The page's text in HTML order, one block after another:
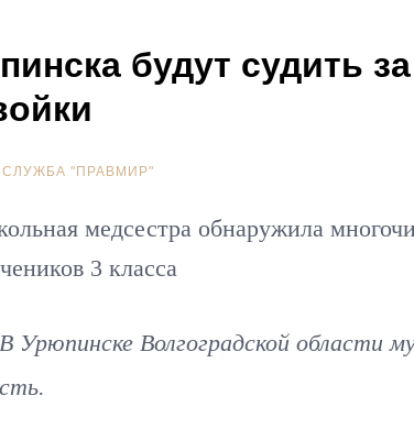
будут судить
"ПРАВМИР"
медсестра обнаружила
3 класса
Волгоградской области